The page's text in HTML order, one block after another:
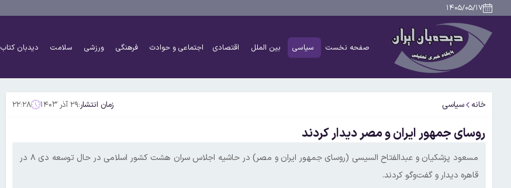
۱۴۰۵/۰۵/۱۷
صفحه نخست سیاسی بین الملل اقتصادی اجتماعی و حوادث فرهنگی ورزشی سلامت دیدبان کتاب
خانه سیاسی زمان انتشار:۲۹ آذر ۱۴۰۳ ۲۲:۲۸
روسای جمهور ایران و مصر دیدار کردند
مسعود پزشکیان و عبدالفتاح السیسی (روسای جمهور ایران و مصر) در حاشیه اجلاس سران هشت کشور اسلامی در حال توسعه دی ۸ در
قاهره دیدار و گفت‌وگو کردند.